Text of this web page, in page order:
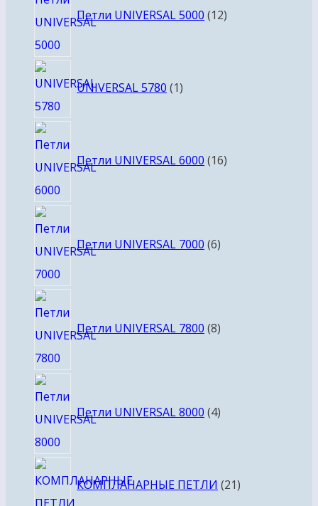
Петли UNIVERSAL 5000 12товаров
UNIVERSAL 5780 1товар
Петли UNIVERSAL 6000 16товаров
Петли UNIVERSAL 7000 6товаров
Петли UNIVERSAL 7800 8товаров
Петли UNIVERSAL 8000 4товара
КОМПЛАНАРНЫЕ ПЕТЛИ 21товар